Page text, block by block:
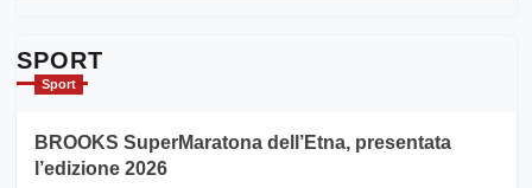
con
la
SPORT
Sport
BROOKS SuperMaratona dell’Etna, presentata
l’edizione 2026